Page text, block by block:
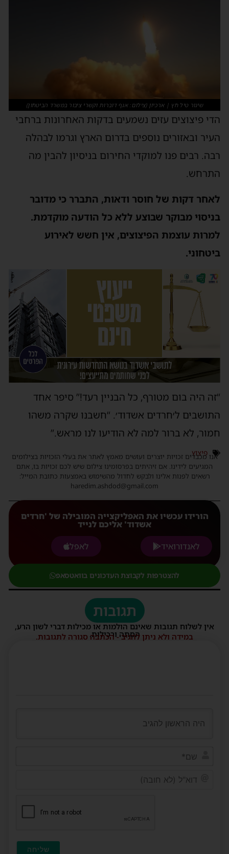
שיגור טיל חץ | ארכיון (צילום: אגף דוברות וקשרי ציבור במשרד הביטחון)
הדי פיצוצים עזים נשמעים בדקות האחרונות ברחבי
העיר ובאזורים נוספים בדרום הארץ וגרמו לבהלה
רבה. רבים פנו למוקדי החירום בניסיון להבין מה
התרחש.
לאחר דקות של חוסר ודאות, התברר כי מדובר
בניסוי מבוקר שבוצע ללא כל הודעה מוקדמת.
למרות עוצמת הפיצוצים, אין חשש לאירוע
ביטחוני.
“זה היה בום מטורף, כל הבניין רעד!” סיפר אחד
התושבים ל׳חרדים אשדוד׳. “חשבנו שקרה משהו
חמור, לא ברור למה לא הודיעו לנו מראש.”
פיצוץ
אנו מכבדים זכויות יוצרים ועושים מאמץ לאתר את בעלי הזכויות בצילומים
המגיעים לידינו. אם זיהיתים בפרסומינו צילום שיש לכם זכויות בו, אתם
רשאים לפנות אלינו ולבקש לחדול מהשימוש באמצעות כתובת המייל:
haredim.ashdod@gmail.com
הורידו עכשיו את האפליקצייה המובילה של 'חרדים
אשדוד' אליכם לנייד
לאנדורואיד
לאפל
להצטרפות לקבוצת העדכונים בוואטסאפ
תגובות
אין לשלוח תגובות שאינם הולמות או מכילות דברי לשון הרע,
הסתה ורכילות.
במידה ולא ניתן להגיב - הכתבה סגורה לתגובות.